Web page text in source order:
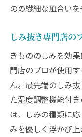
のの繊細な風合いを
しみ抜き専門店の
きもののしみを効
門店のプロが使用
ん。最先端のしみ
た湿度調整機能付
は、しみの種類に
みを優しく浮かび